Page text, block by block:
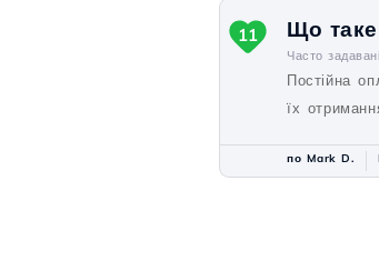
Що таке
Часто
Постійна
їх
11
по Mark D.